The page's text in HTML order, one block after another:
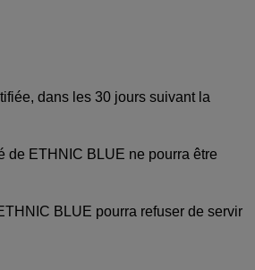
dans les 30 jours suivant la
de ETHNIC BLUE ne pourra être
BLUE pourra refuser de servir